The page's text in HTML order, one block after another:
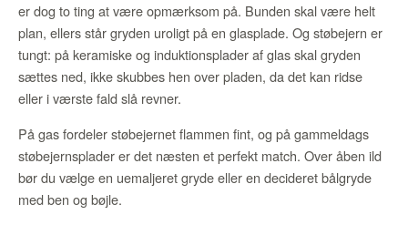
er dog to ting at være opmærksom på. Bunden skal være helt
plan, ellers står gryden uroligt på en glasplade. Og støbejern er
tungt: på keramiske og induktionsplader af glas skal gryden
sættes ned, ikke skubbes hen over pladen, da det kan ridse
eller i værste fald slå revner.
På gas fordeler støbejernet flammen fint, og på gammeldags
støbejernsplader er det næsten et perfekt match. Over åben ild
bør du vælge en uemaljeret gryde eller en decideret bålgryde
med ben og bøjle.